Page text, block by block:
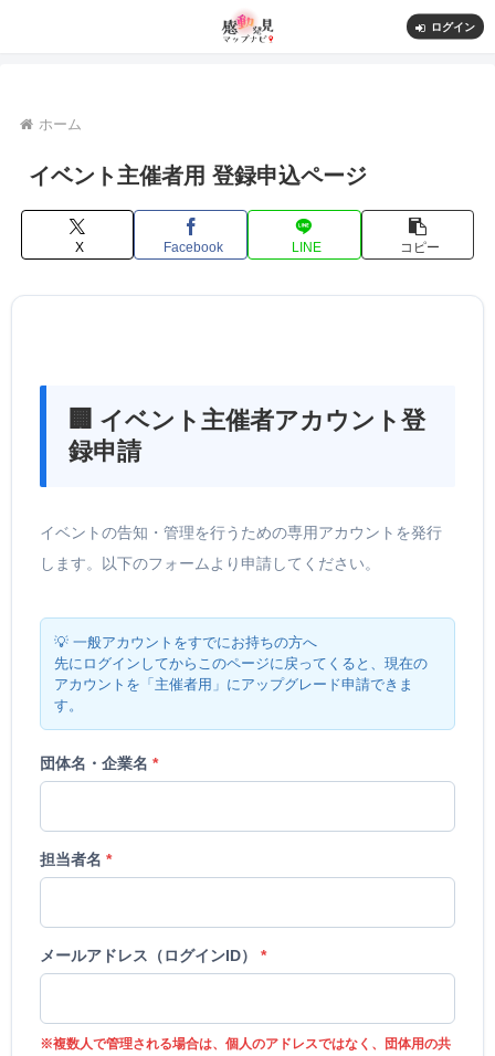
ログイン
ホーム
イベント主催者用 登録申込ページ
X Facebook LINE コピー
🏢 イベント主催者アカウント登
録申請
イベントの告知・管理を行うための専用アカウントを発行
します。以下のフォームより申請してください。
💡 一般アカウントをすでにお持ちの方へ
先にログインしてからこのページに戻ってくると、現在の
アカウントを「主催者用」にアップグレード申請できま
す。
団体名・企業名 *
担当者名 *
メールアドレス（ログインID） *
※複数人で管理される場合は、個人のアドレスではなく、団体用の共